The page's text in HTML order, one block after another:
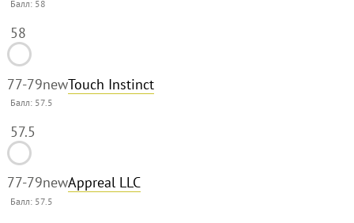
Балл: 58
58
77-79newTouch Instinct
Балл: 57.5
57.5
77-79newAppreal LLC
Балл: 57.5